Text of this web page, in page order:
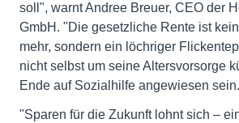
soll", warnt Andree Breuer, CEO der
GmbH. "Die gesetzliche Rente ist
mehr, sondern ein löchriger
nicht selbst um seine Altersvorsorge
Ende auf Sozialhilfe angewiesen
"Sparen für die Zukunft lohnt sich –